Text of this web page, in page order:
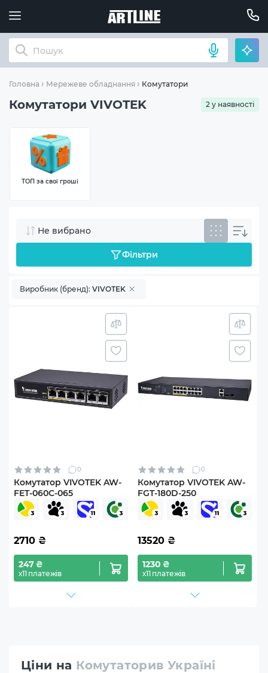
Головна Мережеве обладнання Комутатори
Комутатори VIVOTEK 2 у наявності
ТОП за свої гроші
Не вибрано
Фільтри
Виробник (бренд): VIVOTEK
0
Комутатор VIVOTEK AW-
FET-060C-065
2710 ₴
247 ₴
х11 платежів
0
Комутатор VIVOTEK AW-
FGT-180D-250
13520 ₴
1230 ₴
х11 платежів
Ціни на Комутаторив Україні